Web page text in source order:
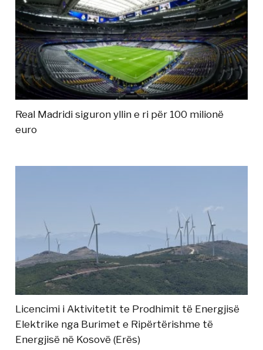
Real Madridi siguron yllin e ri për 100 milionë
euro
Licencimi i Aktivitetit te Prodhimit të Energjisë
Elektrike nga Burimet e Ripërtërishme të
Energjisë në Kosovë (Erës)